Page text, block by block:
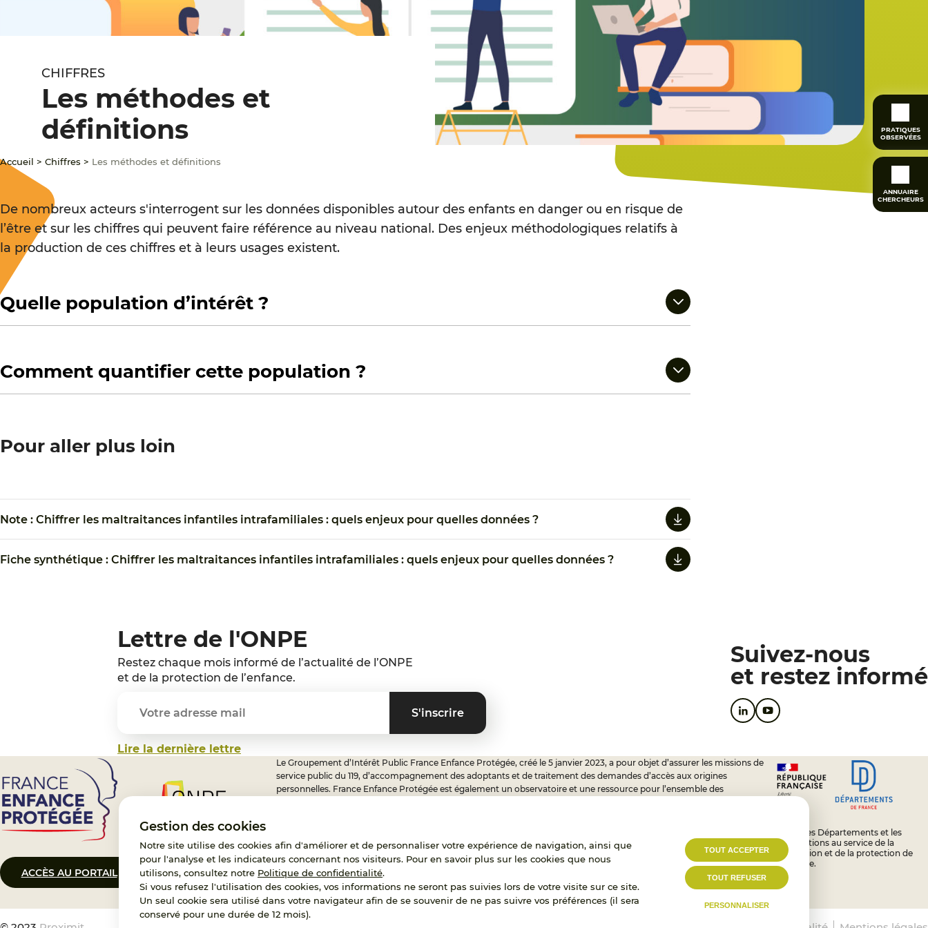
Gestion des cookies
Notre site utilise des cookies afin d'améliorer et de personnaliser votre expérience de navigation, ainsi que
pour l'analyse et les indicateurs concernant nos visiteurs. Pour en savoir plus sur les cookies que nous
utilisons, consultez notre Politique de confidentialité.
Si vous refusez l'utilisation des cookies, vos informations ne seront pas suivies lors de votre visite sur ce site.
Un seul cookie sera utilisé dans votre navigateur afin de se souvenir de ne pas suivre vos préférences (il sera
conservé pour une durée de 12 mois).
TOUT ACCEPTER
TOUT REFUSER
PERSONNALISER
PRATIQUES
OBSERVÉES
ANNUAIRE
CHERCHEURS
CHIFFRES
Les méthodes et
définitions
Accueil > Chiffres > Les méthodes et définitions
De nombreux acteurs s'interrogent sur les données disponibles autour des enfants en danger ou en risque de
l’être et sur les chiffres qui peuvent faire référence au niveau national. Des enjeux méthodologiques relatifs à
la production de ces chiffres et à leurs usages existent.
Quelle population d’intérêt ?
Comment quantifier cette population ?
Pour aller plus loin
Note : Chiffrer les maltraitances infantiles intrafamiliales : quels enjeux pour quelles données ?
Fiche synthétique : Chiffrer les maltraitances infantiles intrafamiliales : quels enjeux pour quelles données ?
Lettre de l'ONPE
Restez chaque mois informé de l’actualité de l’ONPE
et de la protection de l’enfance.
Lire la dernière lettre
Suivez-nous
et restez informé
ACCÈS AU PORTAIL CONTACT
Le Groupement d’Intérêt Public France Enfance Protégée, créé le 5 janvier 2023, a pour objet d’assurer les missions de
service public du 119, d’accompagnement des adoptants et de traitement des demandes d’accès aux origines
personnelles. France Enfance Protégée est également un observatoire et une ressource pour l’ensemble des
RECRUTEMENT
L’État, les Départements et les
Associations au service de la
prévention et de la protection de
l’enfance.